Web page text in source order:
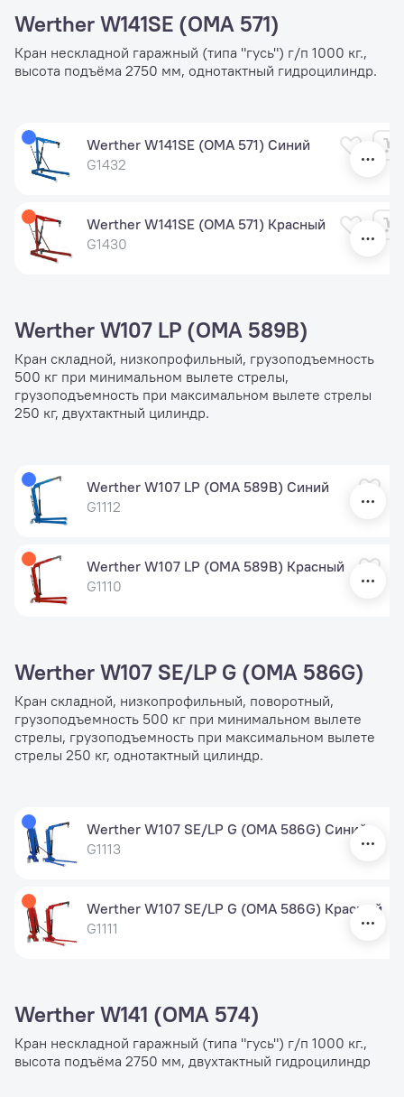
Werther W141SE (OMA 571)
Кран нескладной гаражный (типа "гусь") г/п 1000 кг.,
высота подъёма 2750 мм, однотактный гидроцилиндр.
Werther W141SE (OMA 571) Синий
G1432
Werther W141SE (OMA 571) Красный
G1430
Werther W107 LP (OMA 589B)
Кран складной, низкопрофильный, грузоподъемность
500 кг при минимальном вылете стрелы,
грузоподъемность при максимальном вылете стрелы
250 кг, двухтактный цилиндр.
Werther W107 LP (OMA 589B) Синий
G1112
Werther W107 LP (OMA 589B) Красный
G1110
Werther W107 SE/LP G (OMA 586G)
Кран складной, низкопрофильный, поворотный,
грузоподъемность 500 кг при минимальном вылете
стрелы, грузоподъемность при максимальном вылете
стрелы 250 кг, однотактный цилиндр.
Werther W107 SE/LP G (OMA 586G) Синий
G1113
Werther W107 SE/LP G (OMA 586G) Красный
G1111
Werther W141 (OMA 574)
Кран нескладной гаражный (типа "гусь") г/п 1000 кг.,
высота подъёма 2750 мм, двухтактный гидроцилиндр